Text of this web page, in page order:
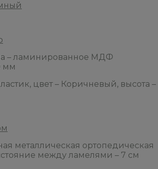
– ламинированное МДФ
мм
цвет – Коричневый, высота –
металлическая ортопедическая
между ламелями – 7 см